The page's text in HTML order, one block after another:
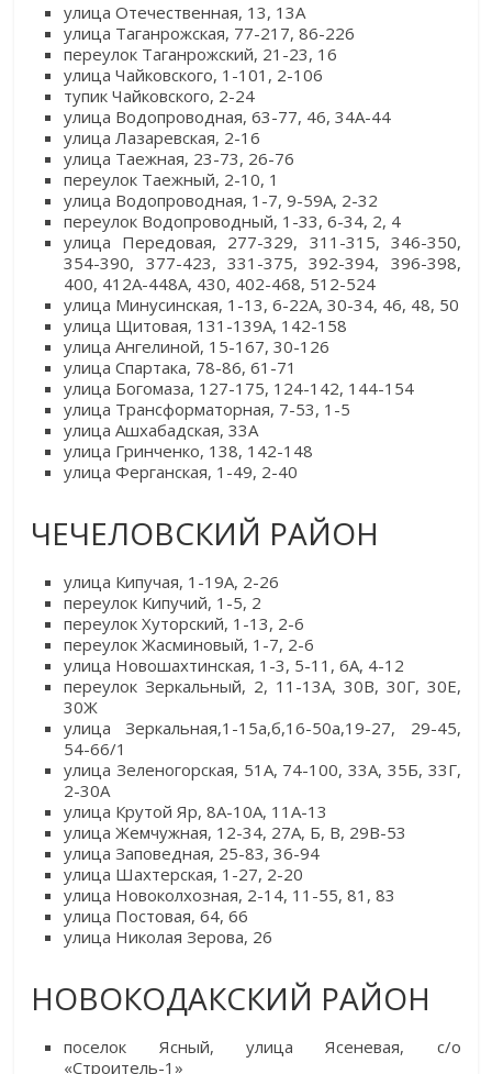
улица Отечественная, 13, 13А
улица Таганрожская, 77-217, 86-226
переулок Таганрожский, 21-23, 16
улица Чайковского, 1-101, 2-106
тупик Чайковского, 2-24
улица Водопроводная, 63-77, 46, 34А-44
улица Лазаревская, 2-16
улица Таежная, 23-73, 26-76
переулок Таежный, 2-10, 1
улица Водопроводная, 1-7, 9-59А, 2-32
переулок Водопроводный, 1-33, 6-34, 2, 4
улица Передовая, 277-329, 311-315, 346-350,
354-390, 377-423, 331-375, 392-394, 396-398,
400, 412А-448А, 430, 402-468, 512-524
улица Минусинская, 1-13, 6-22А, 30-34, 46, 48, 50
улица Щитовая, 131-139А, 142-158
улица Ангелиной, 15-167, 30-126
улица Спартака, 78-86, 61-71
улица Богомаза, 127-175, 124-142, 144-154
улица Трансформаторная, 7-53, 1-5
улица Ашхабадская, 33А
улица Гринченко, 138, 142-148
улица Ферганская, 1-49, 2-40
ЧЕЧЕЛОВСКИЙ РАЙОН
улица Кипучая, 1-19А, 2-26
переулок Кипучий, 1-5, 2
переулок Хуторский, 1-13, 2-6
переулок Жасминовый, 1-7, 2-6
улица Новошахтинская, 1-3, 5-11, 6А, 4-12
переулок Зеркальный, 2, 11-13А, 30В, 30Г, 30Е,
30Ж
улица Зеркальная,1-15а,б,16-50а,19-27, 29-45,
54-66/1
улица Зеленогорская, 51А, 74-100, 33А, 35Б, 33Г,
2-30А
улица Крутой Яр, 8А-10А, 11А-13
улица Жемчужная, 12-34, 27А, Б, В, 29В-53
улица Заповедная, 25-83, 36-94
улица Шахтерская, 1-27, 2-20
улица Новоколхозная, 2-14, 11-55, 81, 83
улица Постовая, 64, 66
улица Николая Зерова, 26
НОВОКОДАКСКИЙ РАЙОН
поселок Ясный, улица Ясеневая, с/о
«Строитель-1»